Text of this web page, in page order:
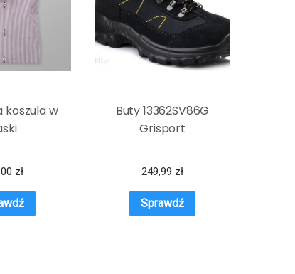
koszula w
zł
Buty 13362SV86G
Grisport
249,99 zł
Sprawdź